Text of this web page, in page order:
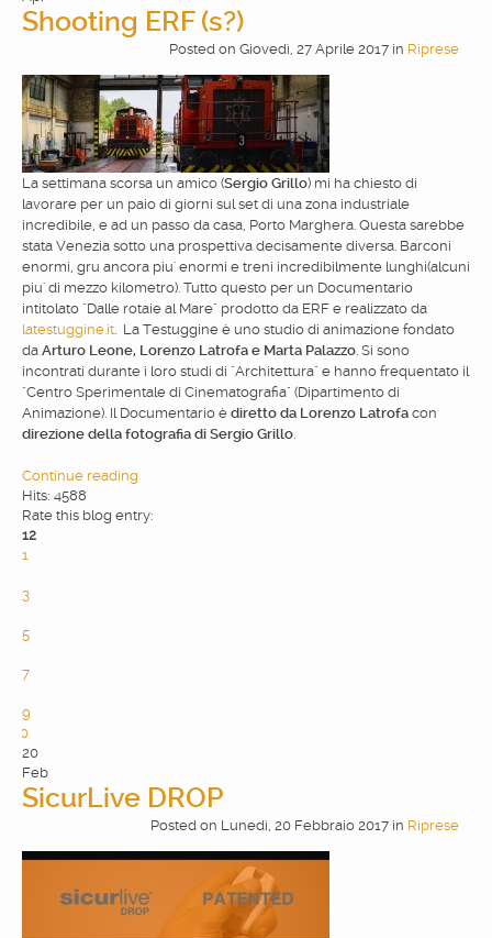
Shooting ERF (s?)
Posted on Giovedì, 27 Aprile 2017 in Riprese
La settimana scorsa un amico (Sergio Grillo) mi ha chiesto di
lavorare per un paio di giorni sul set di una zona industriale
incredibile, e ad un passo da casa, Porto Marghera. Questa sarebbe
stata Venezia sotto una prospettiva decisamente diversa. Barconi
enormi, gru ancora piu' enormi e treni incredibilmente lunghi(alcuni
piu' di mezzo kilometro). Tutto questo per un Documentario
intitolato "Dalle rotaie al Mare" prodotto da ERF e realizzato da
latestuggine.it . La Testuggine è uno studio di animazione fondato
da Arturo Leone, Lorenzo Latrofa e Marta Palazzo . Si sono
incontrati durante i loro studi di "Architettura" e hanno frequentato il
"Centro Sperimentale di Cinematografia" (Dipartimento di
Animazione). Il Documentario è diretto da Lorenzo Latrofa con
direzione della fotografia di Sergio Grillo
Continue reading
Hits: 4588
Rate this blog entry:
12
1
3
5
7
9
10
20
Feb
SicurLive DROP
Posted on Lunedì, 20 Febbraio 2017 in Riprese